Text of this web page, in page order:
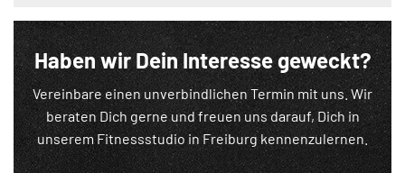
Haben wir Dein Interesse geweckt?
Vereinbare einen unverbindlichen Termin mit uns. Wir
beraten Dich gerne und freuen uns darauf, Dich in
unserem Fitnessstudio in Freiburg kennenzulernen.